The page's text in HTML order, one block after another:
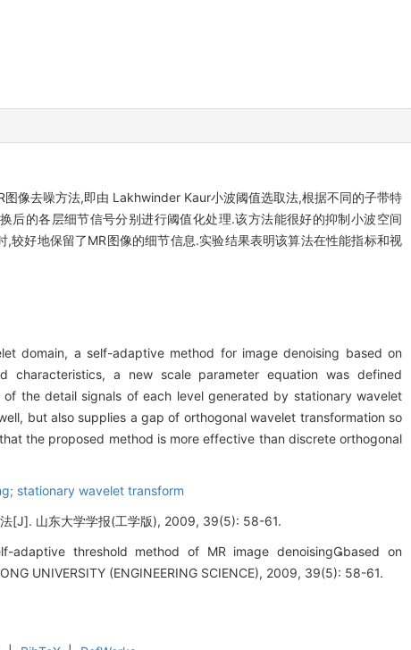
像去噪方法,即由 Lakhwinder Kaur小波阈值选取法,根据不同的子带特
的各层细节信号分别进行阈值化处理.该方法能很好的抑制小波空间
好地保留了MR图像的细节信息.实验结果表明该算法在性能指标和视
domain, a self-adaptive method for image denoising based on
characteristics, a new scale parameter equation was defined
the detail signals of each level generated by stationary wavelet
but also supplies a gap of orthogonal wavelet transformation so
the proposed method is more effective than discrete orthogonal
stationary wavelet transform
[J]. 山东大学学报(工学版), 2009, 39(5): 58-61.
adaptive threshold method of MR image denoisingbased on
UNIVERSITY (ENGINEERING SCIENCE), 2009, 39(5): 58-61.